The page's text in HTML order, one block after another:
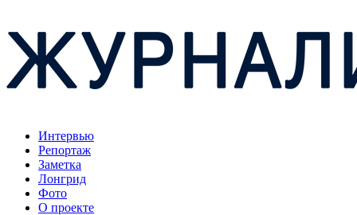
Интервью
Репортаж
Заметка
Лонгрид
Фото
О проекте